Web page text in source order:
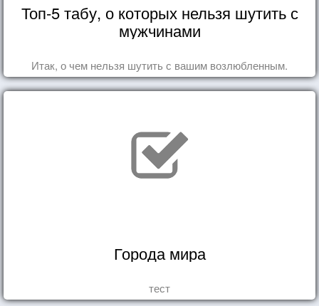
Топ-5 табу, о которых нельзя шутить с
мужчинами
Итак, о чем нельзя шутить с вашим возлюбленным.
Города мира
тест